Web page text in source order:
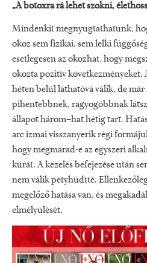
„A botoxra rá lehet szokni,
Mindenkit megnyugtathatunk,
okoz sem fizikai, sem lelki
esetlegesen az okozhat, hogy
okozta pozitív következményeket.
héten belül láthatóvá válik, de
pihentebbnek, ragyogóbbnak
állapot három–hat hétig tart.
arc izmai visszanyerik régi
hogy megmarad-e az egyszeri
kúrát. A kezelés befejezése után
nem válik petyhüdtté.
megelőző hatása van, és
elmélyülését.